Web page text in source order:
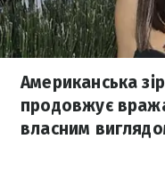
Американська
продовжує
власним